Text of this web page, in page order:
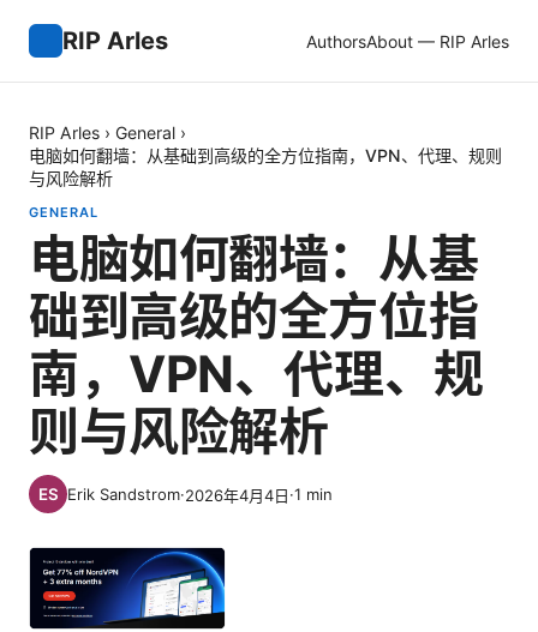
RIP Arles AuthorsAbout — RIP Arles
RIP Arles › General ›
电脑如何翻墙：从基础到高级的全方位指南，VPN、代理、规则
与风险解析
GENERAL
电脑如何翻墙：从基
础到高级的全方位指
南，VPN、代理、规
则与风险解析
Erik Sandstrom·2026年4月4日·1 min